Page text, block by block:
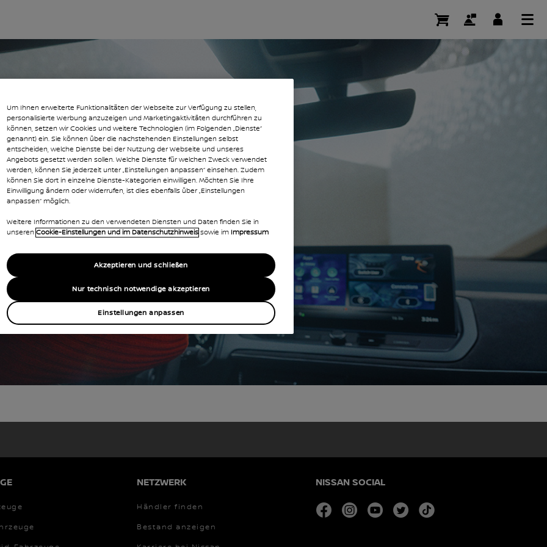
BITTE
WENDEN
Es tut uns leid, die von Ihnen angeforderte Seite
möchten Sie als nächstes ansteuern?
ZUR STARTSEITE
UNSERE MODELLE
NETZWERK
Händler finden
Bestand anzeigen
NISSAN SOCIAL
facebookinstagramyoutubetwitter
Um Ihnen erweiterte Funktionalitäten der Webseite zur Verfügung zu stellen,
personalisierte Werbung anzuzeigen und Marketingaktivitäten durchführen zu
können, setzen wir Cookies und weitere Technologien (im Folgenden „Dienste“
genannt) ein. Sie können über die nachstehenden Einstellungen selbst
entscheiden, welche Dienste bei der Nutzung der Webseite und unseres
Angebots gesetzt werden sollen. Welche Dienste für welchen Zweck verwendet
werden, können Sie jederzeit unter „Einstellungen anpassen“ einsehen. Zudem
können Sie dort in einzelne Dienste-Kategorien einwilligen. Möchten Sie Ihre
Einwilligung ändern oder widerrufen, ist dies ebenfalls über „Einstellungen
anpassen“ möglich.
Weitere Informationen zu den verwendeten Diensten und Daten finden Sie in
unseren Cookie-Einstellungen und im Datenschutzhinweis sowie im Impressum
Einstellungen anpassen
Nur technisch notwendige akzeptieren
Akzeptieren und schließen